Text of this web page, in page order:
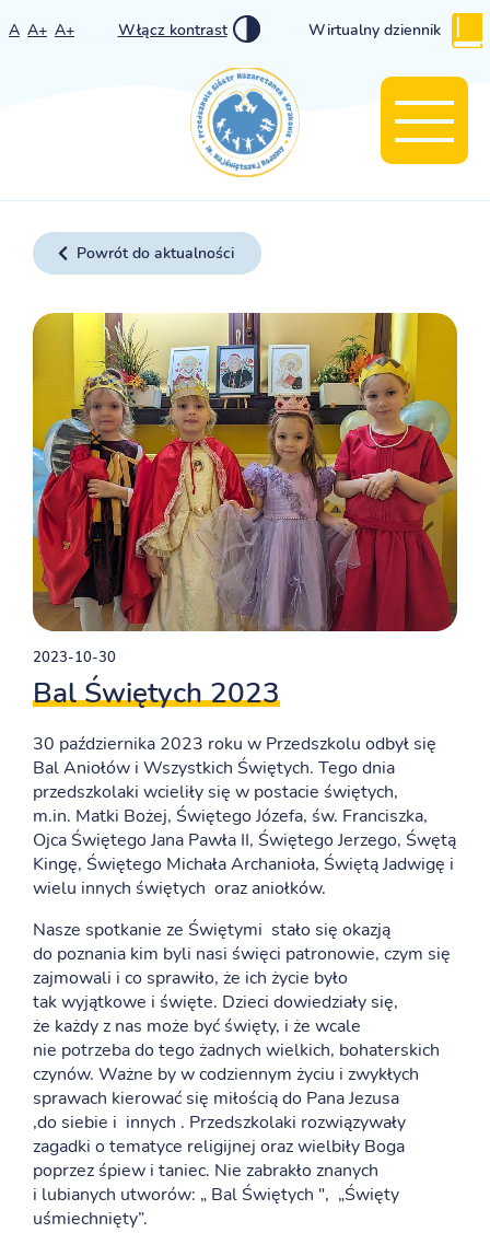
A A+ A+ Włącz kontrast Wirtualny dziennik
Powrót do aktualności
2023-10-30
Bal Świętych 2023
30 października 2023 roku w Przedszkolu odbył się
Bal Aniołów i Wszystkich Świętych. Tego dnia
przedszkolaki wcieliły się w postacie świętych,
m.in. Matki Bożej, Świętego Józefa, św. Franciszka,
Ojca Świętego Jana Pawła II, Świętego Jerzego, Śwętą
Kingę, Świętego Michała Archanioła, Świętą Jadwigę i
wielu innych świętych oraz aniołków.
Nasze spotkanie ze Świętymi stało się okazją
do poznania kim byli nasi święci patronowie, czym się
zajmowali i co sprawiło, że ich życie było
tak wyjątkowe i święte. Dzieci dowiedziały się,
że każdy z nas może być święty, i że wcale
nie potrzeba do tego żadnych wielkich, bohaterskich
czynów. Ważne by w codziennym życiu i zwykłych
sprawach kierować się miłością do Pana Jezusa
,do siebie i innych . Przedszkolaki rozwiązywały
zagadki o tematyce religijnej oraz wielbiły Boga
poprzez śpiew i taniec. Nie zabrakło znanych
i lubianych utworów: „ Bal Świętych ", „Święty
uśmiechnięty”.